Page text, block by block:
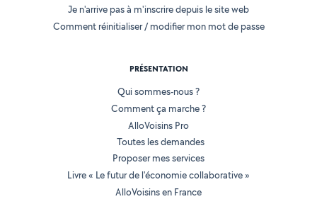
Je n'arrive pas à m'inscrire depuis le site web
Comment réinitialiser / modifier mon mot de passe
PRÉSENTATION
Qui sommes-nous ?
Comment ça marche ?
AlloVoisins Pro
Toutes les demandes
Proposer mes services
Livre « Le futur de l'économie collaborative »
AlloVoisins en France